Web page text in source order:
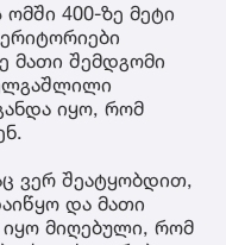
400-ზე მეტი
მათი შემდგომი
იყო, რომ
ვერ შეატყობდით,
და მათი
იყო მიღებული, რომ